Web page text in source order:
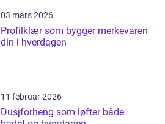
03 mars 2026
Profilklær som bygger merkevaren
din i hverdagen
11 februar 2026
Dusjforheng som løfter både